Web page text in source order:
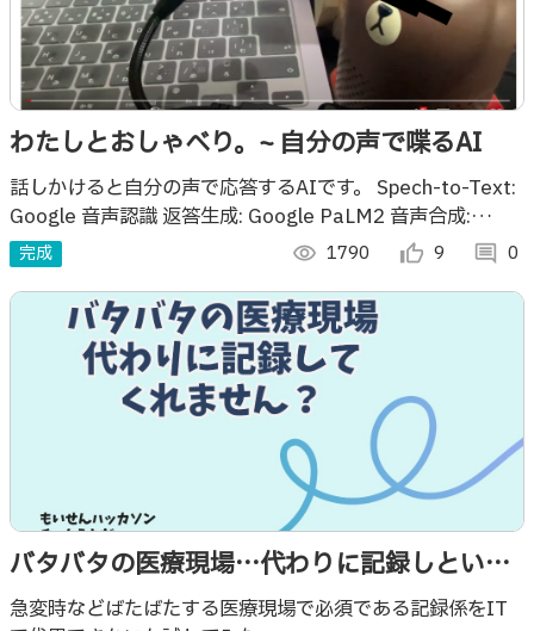
わたしとおしゃべり。~ 自分の声で喋るAI
話しかけると自分の声で応答するAIです。 Spech-to-Text:
Google 音声認識 返答生成: Google PaLM2 音声合成:
11Labs ※事前に 音声の機械学習が必要です
完成 visibility 1790 thumb_up_alt 9 comment 0
バタバタの医療現場…代わりに記録しといて
くれません？
急変時などばたばたする医療現場で必須である記録係をIT